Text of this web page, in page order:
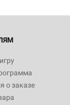
о заказе